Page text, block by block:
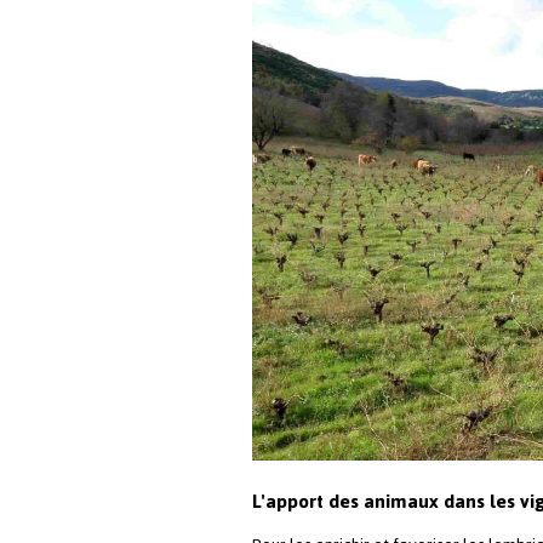
L'apport des animaux dans les